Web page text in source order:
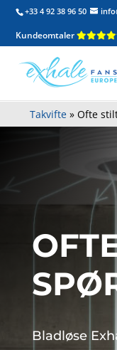
Takvifte »Ofte
+33 4 92 38 96 50
Kundeomtaler
Bladløse